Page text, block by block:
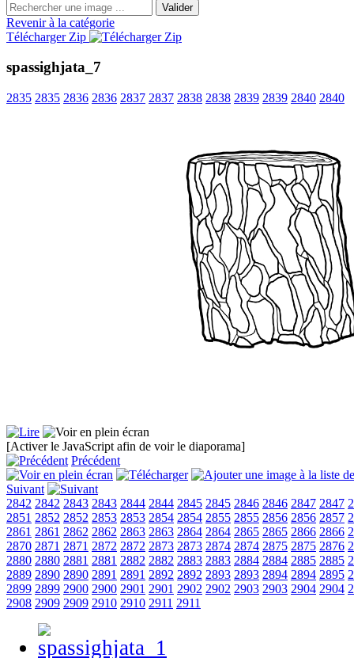
Valider
Revenir à la catégorie
Télécharger Zip
spassighjata_7
2835 2835 2836 2836 2837 2837 2838 2838 2839 2839 2840 2840
[Activer le JavaScript afin de voir le diaporama]
Précédent
Suivant
2842 2842 2843 2843 2844 2844 2845 2845 2846 2846 2847 2847
2851 2852 2852 2853 2853 2854 2854 2855 2855 2856 2856 2857
2861 2861 2862 2862 2863 2863 2864 2864 2865 2865 2866 2866
2870 2871 2871 2872 2872 2873 2873 2874 2874 2875 2875 2876
2880 2880 2881 2881 2882 2882 2883 2883 2884 2884 2885 2885
2889 2890 2890 2891 2891 2892 2892 2893 2893 2894 2894 2895
2899 2899 2900 2900 2901 2901 2902 2902 2903 2903 2904 2904
2908 2909 2909 2910 2910 2911 2911